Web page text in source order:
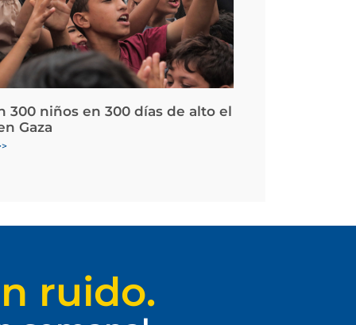
300 niños en 300 días de alto el
Gaza
ruido.